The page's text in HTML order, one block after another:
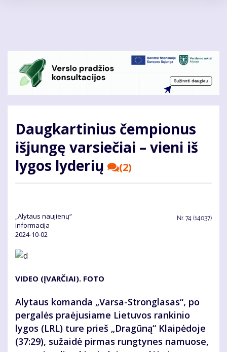
Daugkartinius čempionus
išjungę varsiečiai – vieni iš
lygos lyderių
(2)
„Alytaus naujienų“
informacija
2024-10-02
Nr. 74 (14037)
VIDEO (ĮVARČIAI). FOTO
Alytaus komanda „Varsa-Stronglasas“, po
pergalės praėjusiame Lietuvos rankinio
lygos (LRL) ture prieš „Dragūną“ Klaipėdoje
(37:29), sužaidė pirmas rungtynes namuose,